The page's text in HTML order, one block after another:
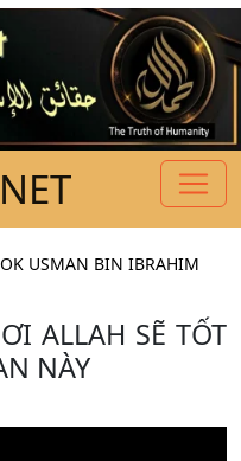
USMAN BIN IBRAHIM
ALLAH SẼ TỐT
NÀY